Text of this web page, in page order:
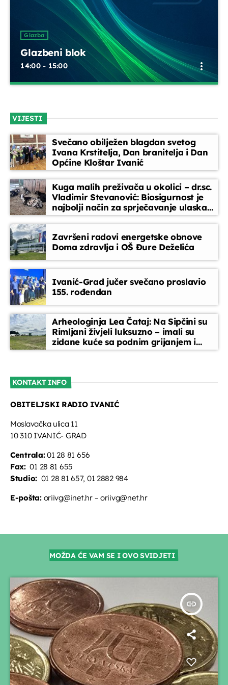
Melodija dana
15:30 - 15:35
Servisne informacije
15:35 - 15:40
15:40 - 15:45
EPP reklame
15:45 - 16:00
Glazba
Glazbeni blok
14:00 - 15:00 more_vert
Blok dobre glazbe donosi lagane ritmove, domaće i strane
pjesme koje prate vaše svakodnevne trenutke
VIJESTI
Svečano obilježen blagdan svetog
Ivana Krstitelja, Dan branitelja i Dan
Općine Kloštar Ivanić
Kuga malih preživača u okolici – dr.sc.
Vladimir Stevanović: Biosigurnost je
najbolji način za sprječavanje ulaska
bolesti
Završeni radovi energetske obnove
Doma zdravlja i OŠ Đure Deželića
Ivanić-Grad jučer svečano proslavio
155. rođendan
Arheologinja Lea Čataj: Na Sipčini su
Rimljani živjeli luksuzno – imali su
zidane kuće sa podnim grijanjem i
oslikanim zidovima
KONTAKT INFO
OBITELJSKI RADIO IVANIĆ
Moslavačka ulica 11
10 310 IVANIĆ- GRAD
Centrala:01 28 81 656
Fax:01 28 81 655
Studio: 01 28 81 657, 01 2882 984
E-pošta:oriivg@inet.hr – oriivg@net.hr
MOŽDA ĆE VAM SE I OVO SVIDJETI
insert_link